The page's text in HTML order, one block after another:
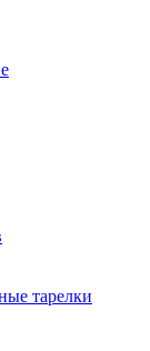
тарелки